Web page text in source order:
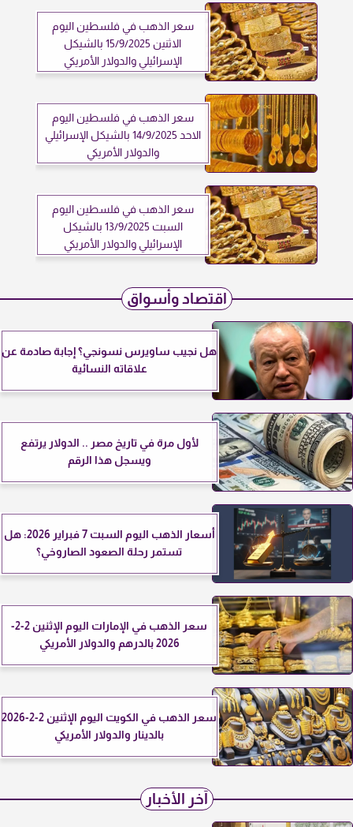
سعر الذهب في فلسطين اليوم
الاثنين 15/9/2025 بالشيكل
الإسرائيلي والدولار الأمريكي
سعر الذهب في فلسطين اليوم
الاحد 14/9/2025 بالشيكل الإسرائيلي
والدولار الأمريكي
سعر الذهب في فلسطين اليوم
السبت 13/9/2025 بالشيكل
الإسرائيلي والدولار الأمريكي
اقتصاد وأسواق
هل نجيب ساويرس نسونجي؟ إجابة صادمة عن
علاقاته النسائية
لأول مرة في تاريخ مصر .. الدولار يرتفع
ويسجل هذا الرقم
أسعار الذهب اليوم السبت 7 فبراير 2026: هل
تستمر رحلة الصعود الصاروخي؟
سعر الذهب في الإمارات اليوم الإثنين 2-2-
2026 بالدرهم والدولار الأمريكي
سعر الذهب في الكويت اليوم الإثنين 2-2-2026
بالدينار والدولار الأمريكي
آخر الأخبار